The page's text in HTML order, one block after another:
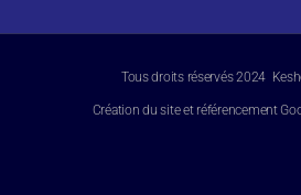
Tous droits réservés 2024
Création du site et référencement